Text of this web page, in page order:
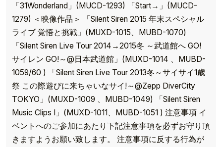
「31Wonderland」(MUCD-1293) 「Start→」(MUCD-
1279) ＜映像作品＞ 「Silent Siren 2015 年末スペシャル
ライブ 覚悟と挑戦」(MUXD-1015、MUBD-1070)
「Silent Siren Live Tour 2014→2015冬 ～武道館へ GO!
サイレン GO!～@日本武道館」(MUXD-1014 、MUBD-
1059/60 ) 「Silent Siren Live Tour 2013冬～サイサイ1歳
祭 この際遊びに来ちゃいなサイ!～@Zepp DiverCity
TOKYO」(MUXD-1009 、MUBD-1049) 「Silent Siren
Music Clips I」(MUXD-1011、MUBD-1051 ) 注意事項 イ
ベントへのご参加にあたり下記注意事項を必ずお守り頂
きますようお願い致します。 注意事項に反する行為が